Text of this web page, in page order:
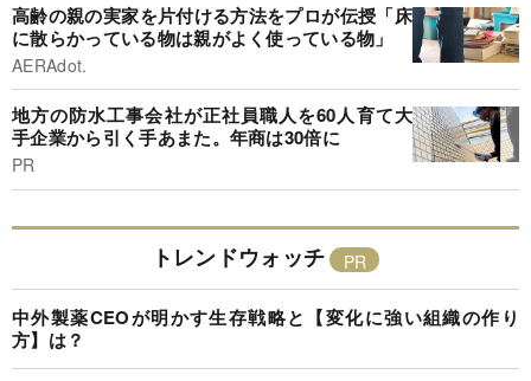
高齢の親の実家を片付ける方法をプロが伝授「床
に散らかっている物は親がよく使っている物」
AERAdot.
地方の防水工事会社が正社員職人を60人育て大
手企業から引く手あまた。年商は30倍に
PR
トレンドウォッチ
中外製薬CEOが明かす生存戦略と【変化に強い組織の作り
方】は？